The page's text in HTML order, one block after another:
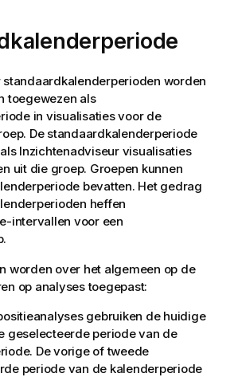
worden
toegewezen als
in visualisaties voor de
De standaardkalenderperiode
Inzichtenadviseurvisualisaties
uit die groep. Groepen kunnen
bevatten. Het gedrag
heffen
intervallen voor een
worden over het algemeen op de
op analyses toegepast:
gebruiken de huidige
geselecteerde periode van de
De vorige of tweede
periode van de kalenderperiode